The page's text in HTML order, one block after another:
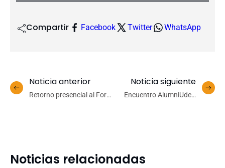
Compartir Facebook Twitter WhatsApp
Noticia anterior
Retorno presencial al Foro:
Noticia siguiente
Encuentro AlumniUdeC
Noticias relacionadas